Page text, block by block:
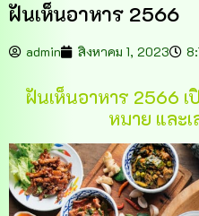
ฝันเห็นอาหาร 2566
admin สิงหาคม 1, 2023
ฝันเห็นอาหาร 2566
หมาย และ